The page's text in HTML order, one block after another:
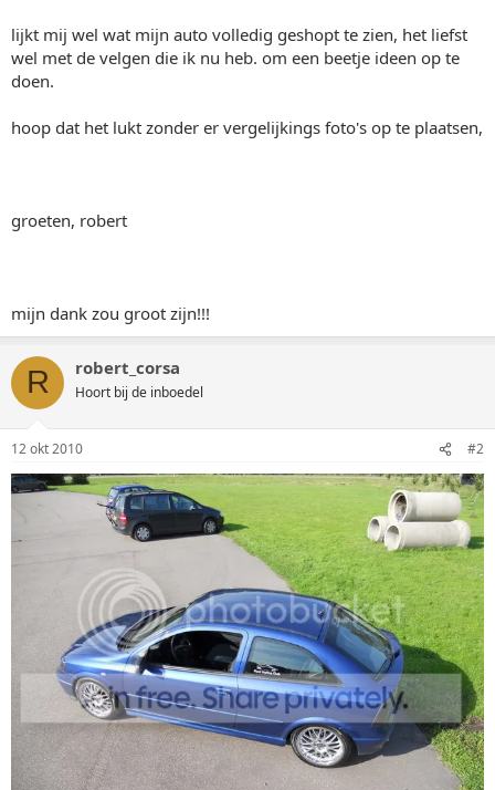
lijkt mij wel wat mijn auto volledig geshopt te zien, het liefst
wel met de velgen die ik nu heb. om een beetje ideen op te
doen.
hoop dat het lukt zonder er vergelijkings foto's op te plaatsen,
groeten, robert
mijn dank zou groot zijn!!!
R robert_corsa
Hoort bij de inboedel
12 okt 2010 #2